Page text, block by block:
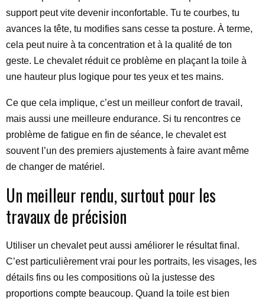
support peut vite devenir inconfortable. Tu te courbes, tu
avances la tête, tu modifies sans cesse ta posture. À terme,
cela peut nuire à ta concentration et à la qualité de ton
geste. Le chevalet réduit ce problème en plaçant la toile à
une hauteur plus logique pour tes yeux et tes mains.
Ce que cela implique, c’est un meilleur confort de travail,
mais aussi une meilleure endurance. Si tu rencontres ce
problème de fatigue en fin de séance, le chevalet est
souvent l’un des premiers ajustements à faire avant même
de changer de matériel.
Un meilleur rendu, surtout pour les
travaux de précision
Utiliser un chevalet peut aussi améliorer le résultat final.
C’est particulièrement vrai pour les portraits, les visages, les
détails fins ou les compositions où la justesse des
proportions compte beaucoup. Quand la toile est bien